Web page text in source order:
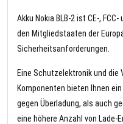
Akku Nokia BLB-2 ist CE-,
den Mitgliedstaaten der
Sicherheitsanforderungen.
Eine Schutzelektronik und die
Komponenten bieten Ihnen
gegen Überladung, als auch
eine höhere Anzahl von Lade-